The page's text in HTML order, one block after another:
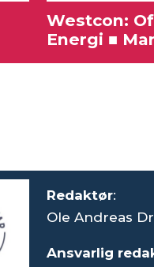
Westcon:
Energi ■
Redaktør:
Ole Andreas
Ansvarlig